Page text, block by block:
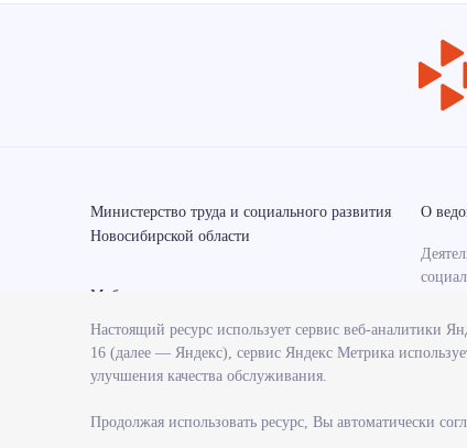
Министерство труда и социального развития
Новосибирской области
Мобильные приложения
О
Настоящий ресурс использует сервис веб-
16 (далее — Яндекс), сервис Яндекс Метрика
улучшения качества обслуживания.
Продолжая использовать ресурс, Вы автоматически